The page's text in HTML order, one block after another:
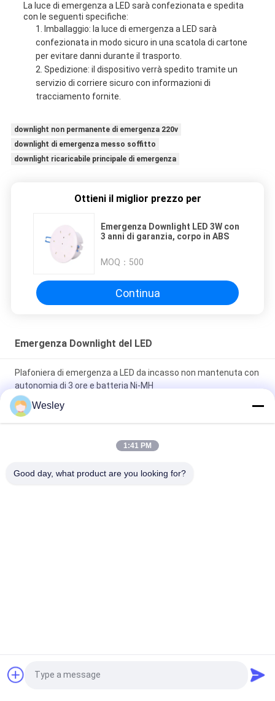
La luce di emergenza a LED sarà confezionata e spedita
con le seguenti specifiche:
Imballaggio: la luce di emergenza a LED sarà
confezionata in modo sicuro in una scatola di cartone
per evitare danni durante il trasporto.
Spedizione: il dispositivo verrà spedito tramite un
servizio di corriere sicuro con informazioni di
tracciamento fornite.
downlight non permanente di emergenza 220v
downlight di emergenza messo soffitto
downlight ricaricabile principale di emergenza
Ottieni il miglior prezzo per
Emergenza Downlight LED 3W con
3 anni di garanzia, corpo in ABS
MOQ： 500
Continua
Emergenza Downlight del LED
Plafoniera di emergenza a LED da incasso non mantenuta con
autonomia di 3 ore e batteria Ni-MH
Luce di emergenza a LED a soffitto incastrato con
funzionamento di 3 ore senza manutenzione e garanzia di 3
Luci Di Emergenza
Difficili Di Auto
Richiedi un preventivo
Wesley
1:41 PM
Good day, what product are you looking for?